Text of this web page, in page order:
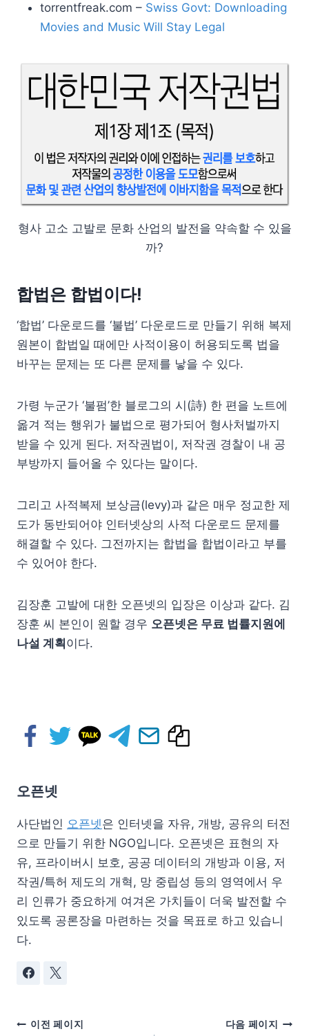
torrentfreak.com – Swiss Govt: Downloading
Movies and Music Will Stay Legal
형사 고소 고발로 문화 산업의 발전을 약속할 수 있을
까?
합법은 합법이다!
‘합법’ 다운로드를 ‘불법’ 다운로드로 만들기 위해 복제
원본이 합법일 때에만 사적이용이 허용되도록 법을
바꾸는 문제는 또 다른 문제를 낳을 수 있다.
가령 누군가 ‘불펌’한 블로그의 시(詩) 한 편을 노트에
옮겨 적는 행위가 불법으로 평가되어 형사처벌까지
받을 수 있게 된다. 저작권법이, 저작권 경찰이 내 공
부방까지 들어올 수 있다는 말이다.
그리고 사적복제 보상금(levy)과 같은 매우 정교한 제
도가 동반되어야 인터넷상의 사적 다운로드 문제를
해결할 수 있다. 그전까지는 합법을 합법이라고 부를
수 있어야 한다.
김장훈 고발에 대한 오픈넷의 입장은 이상과 같다. 김
장훈 씨 본인이 원할 경우 오픈넷은 무료 법률지원에
나설 계획 이다.
오픈넷
사단법인 오픈넷은 인터넷을 자유, 개방, 공유의 터전
으로 만들기 위한 NGO입니다. 오픈넷은 표현의 자
유, 프라이버시 보호, 공공 데이터의 개방과 이용, 저
작권/특허 제도의 개혁, 망 중립성 등의 영역에서 우
리 인류가 중요하게 여겨온 가치들이 더욱 발전할 수
있도록 공론장을 마련하는 것을 목표로 하고 있습니
다.
이전 페이지 다음 페이지